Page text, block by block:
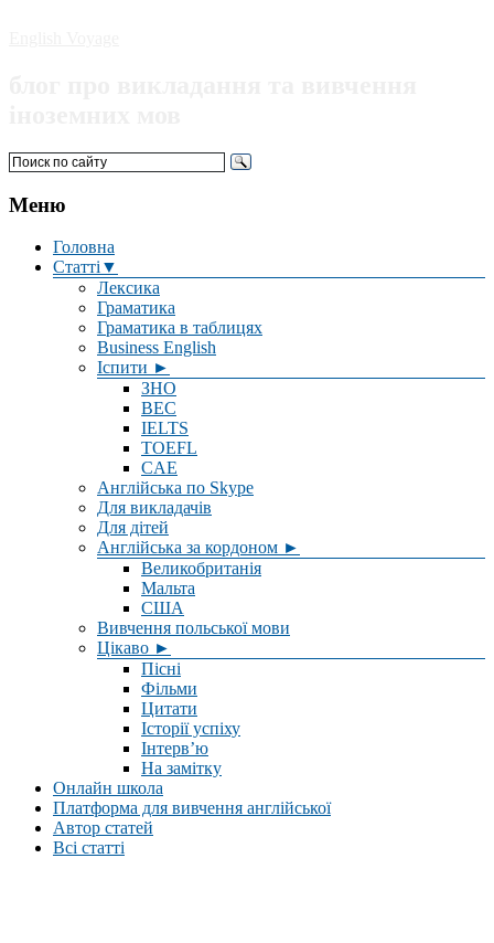
Меню
Головна
Статті▼
Лексика
Граматика
Граматика в таблицях
Business English
Іспити ►
ЗНО
BEC
IELTS
TOEFL
CAE
Англійська по Skype
Для викладачів
Для дітей
Англійська за кордоном ►
Великобританія
Мальта
США
Вивчення польської мови
Цікаво ►
Пісні
Фільми
Цитати
Історії успіху
Інтерв’ю
На замітку
Онлайн школа
Платформа для вивчення англійської
Автор статей
Всі статті